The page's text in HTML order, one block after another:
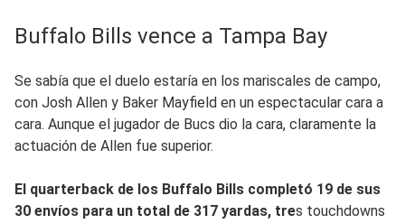
Buffalo Bills vence a Tampa Bay
Se sabía que el duelo estaría en los mariscales de campo,
con Josh Allen y Baker Mayfield en un espectacular cara a
cara. Aunque el jugador de Bucs dio la cara, claramente la
actuación de Allen fue superior.
El quarterback de los Buffalo Bills completó 19 de sus
30 envíos para un total de 317 yardas, tres touchdowns